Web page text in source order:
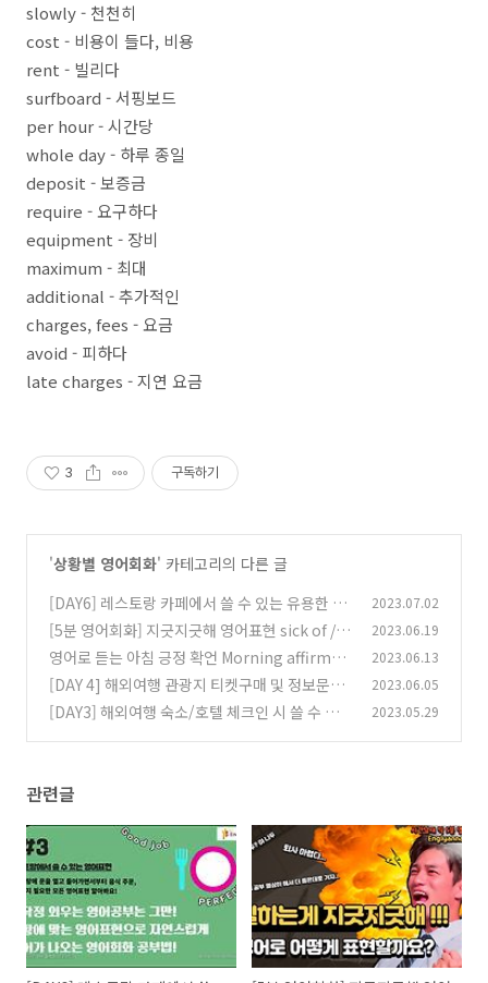
slowly - 천천히
cost - 비용이 들다, 비용
rent - 빌리다
surfboard - 서핑보드
per hour - 시간당
whole day - 하루 종일
deposit - 보증금
require - 요구하다
equipment - 장비
maximum - 최대
additional - 추가적인
charges, fees - 요금
avoid - 피하다
late charges - 지연 요금
3 구독하기
'상황별 영어회화' 카테고리의 다른 글
[DAY6] 레스토랑 카페에서 쓸 수 있는 유용한 영
어표현 10가지 (2)
2023.07.02
[5분 영어회화] 지긋지긋해 영어표현 sick of / ti
red of / fed up with (6)
2023.06.19
영어로 듣는 아침 긍정 확언 Morning affirmati
ons
(0)
2023.06.13
[DAY 4] 해외여행 관광지 티켓구매 및 정보문의
영어표현과 영어대화 (18)
2023.06.05
[DAY3] 해외여행 숙소/호텔 체크인 시 쓸 수 있
2023.05.29
관련글